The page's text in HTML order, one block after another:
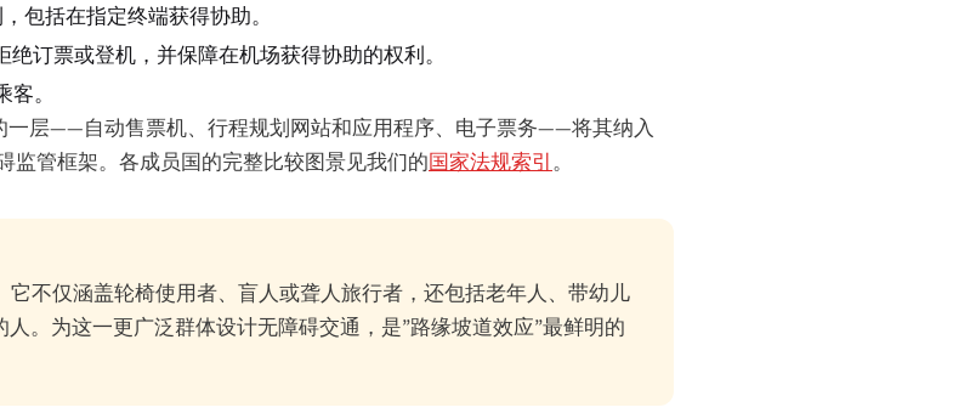
包括在指定终端获得协助。
绝订票或登机，并保障在机场获得协助的权利。
。
一层——自动售票机、行程规划网站和应用程序、电子票务——将其纳入
监管框架。各成员国的完整比较图景见我们的国家法规索引。
不仅涵盖轮椅使用者、盲人或聋人旅行者，还包括老年人、带幼儿
。为这一更广泛群体设计无障碍交通，是”路缘坡道效应”最鲜明的